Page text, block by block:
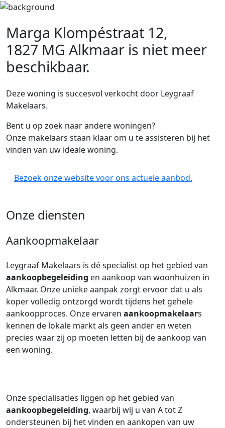
Marga Klompéstraat 12,
1827 MG Alkmaar is niet meer
beschikbaar.
Deze woning is succesvol verkocht door Leygraaf
Makelaars.
Bent u op zoek naar andere woningen?
Onze makelaars staan klaar om u te assisteren bij het
vinden van uw ideale woning.
Bezoek onze website voor ons actuele aanbod.
Onze diensten
Aankoopmakelaar
Leygraaf Makelaars is dé specialist op het gebied van
aankoopbegeleiding en aankoop van woonhuizen in
Alkmaar. Onze unieke aanpak zorgt ervoor dat u als
koper volledig ontzorgd wordt tijdens het gehele
aankoopproces. Onze ervaren aankoopmakelaars
kennen de lokale markt als geen ander en weten
precies waar zij op moeten letten bij de aankoop van
een woning.
Onze specialisaties liggen op het gebied van
aankoopbegeleiding, waarbij wij u van A tot Z
ondersteunen bij het vinden en aankopen van uw